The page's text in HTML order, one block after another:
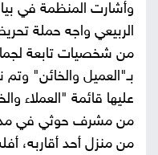
وأشارت المنظمة في
الربيعي واجه حملة
من شخصيات تابعة
بـ"العميل والخائن"
عليها قائمة "العملاء
من مشرف حوثي في
من منزل أحد أقاربه،